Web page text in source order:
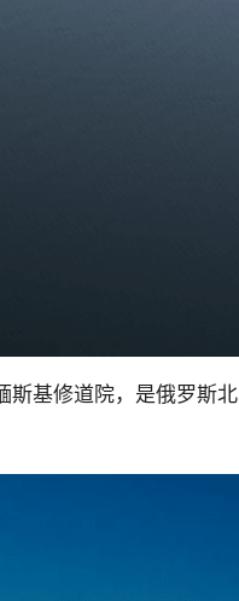
斯基修道院，是俄罗斯北